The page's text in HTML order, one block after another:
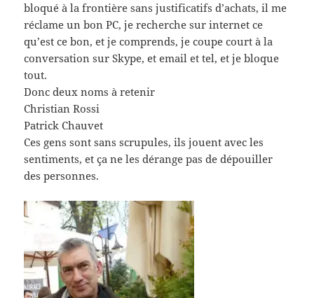
bloqué à la frontière sans justificatifs d’achats, il me
réclame un bon PC, je recherche sur internet ce
qu’est ce bon, et je comprends, je coupe court à la
conversation sur Skype, et email et tel, et je bloque
tout.
Donc deux noms à retenir
Christian Rossi
Patrick Chauvet
Ces gens sont sans scrupules, ils jouent avec les
sentiments, et ça ne les dérange pas de dépouiller
des personnes.